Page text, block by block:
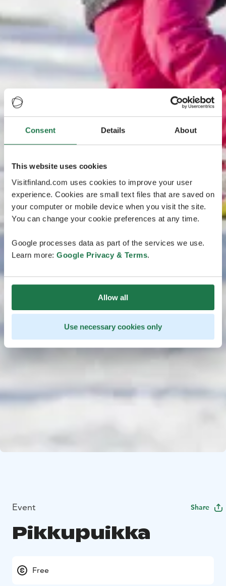
Consent Details About
This website uses cookies
Visitfinland.com uses cookies to improve your user
experience. Cookies are small text files that are saved on
your computer or mobile device when you visit the site.
You can change your cookie preferences at any time.
Google processes data as part of the services we use.
Learn more: Google Privacy & Terms.
Allow all
Use necessary cookies only
Event Share
Pikkupuikka
Free